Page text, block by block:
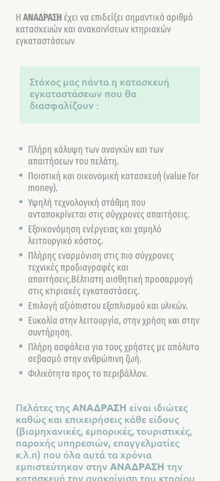
Η ΑΝΑΔΡΑΣΗ έχει να επιδείξει σημαντικό αριθμό
κατασκευών και ανακαινίσεων κτηριακών
εγκαταστάσεων
Στόχος μας πάντα η κατασκευή
εγκαταστάσεων που θα
διασφαλίζουν :
Πλήρη κάλυψη των αναγκών και των
απαιτήσεων του πελάτη.
Ποιοτική και οικονομική κατασκευή (value for
money).
Υψηλή τεχνολογική στάθμη που
ανταποκρίνεται στις σύγχρονες απαιτήσεις.
Εξοικονόμηση ενέργειας και χαμηλό
λειτουργικό κόστος.
Πλήρης εναρμόνιση στις πιο σύγχρονες
τεχνικές προδιαγραφές και
απαιτήσεις.Βέλτιστη αισθητική προσαρμογή
στις κτιριακές εγκαταστάσεις.
Επιλογή αξιόπιστου εξοπλισμού και υλικών.
Ευκολία στην λειτουργία, στην χρήση και στην
συντήρηση.
Πλήρη ασφάλεια για τους χρήστες με απόλυτο
σεβασμό στην ανθρώπινη ζωή.
Φιλικότητα προς το περιβάλλον.
Πελάτες της ΑΝΑΔΡΑΣΗ είναι ιδιώτες
καθώς και επιχειρήσεις κάθε είδους
(βιομηχανικές, εμπορικές, τουριστικές,
παροχής υπηρεσιών, επαγγελματίες
κ.λ.π) που όλα αυτά τα χρόνια
εμπιστεύτηκαν στην ΑΝΑΔΡΑΣΗ την
κατασκευή την ανακαίνιση του κτηρίου